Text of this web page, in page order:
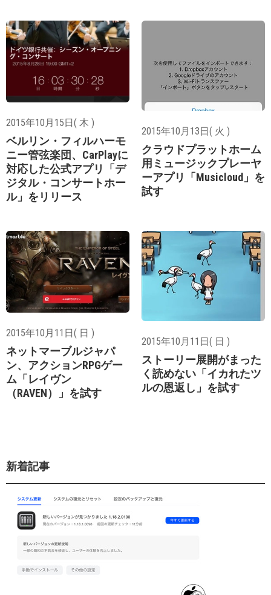
2015年10月15日( 木 )
ベルリン・フィルハーモ
ニー管弦楽団、CarPlayに
対応した公式アプリ「デ
ジタル・コンサートホー
ル」をリリース
2015年10月13日( 火 )
クラウドプラットホーム
用ミュージックプレーヤ
ーアプリ「Musicloud」を
試す
2015年10月11日( 日 )
ネットマーブルジャパ
ン、アクションRPGゲー
ム「レイヴン
（RAVEN）」を試す
2015年10月11日( 日 )
ストーリー展開がまった
く読めない「イカれたツ
ルの恩返し」を試す
新着記事